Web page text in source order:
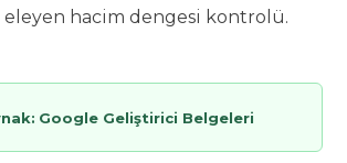
hacim dengesi kontrolü.
Google Geliştirici Belgeleri